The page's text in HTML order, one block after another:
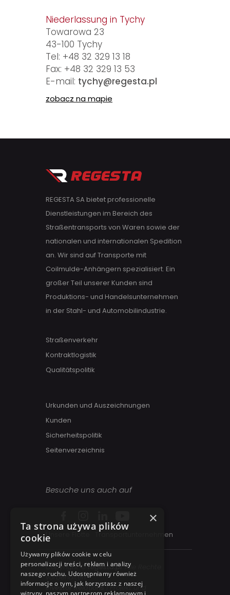
Niederlassung in Tychy
Towarowa 23
43-100 Tychy
Tel: +48 32 329 13 18
Fax: +48 32 329 13 53
E-mail: tychy@regesta.pl
zobacz na mapie
REGESTA SA bietet professionelle
Dienstleistungen im Bereich des
Straßentransports von Waren sowie der
nationalen und internationalen Spedition
an. Wir sind auf Transporte mit
Coilmulde-Anhängern spezialisiert. Ein
großer Teil unserer Kunden sind
Produktions- und Handelsunternehmen
in der Stahl- und Automobilindustrie.
Straßenverkehr
Kontraktlogistik
Qualitätspolitik
Urkunden und Auszeichnungen
Kunden
Sicherheitspolitik
Seitenverzeichnis
Besuche uns auch auf
Unsere Flotte Transportunternehmen
Copyright ©regesta.pl. Alle Rechte
vorbehalten
Investor Relations| Projekt und
×
Ta strona używa plików
cookie
Używamy plików cookie w celu
personalizacji treści, reklam i analizy
naszego ruchu. Udostępniamy również
informacje o tym, jak korzystasz z naszej
witryny, naszym partnerom reklamowym i